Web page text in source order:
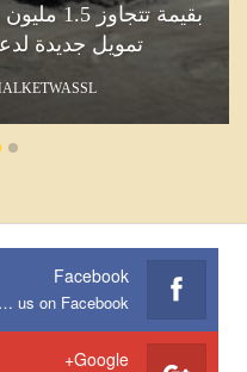
بقيمة
تمويل جديدة
Facebook
Join us on Facebook
Google+